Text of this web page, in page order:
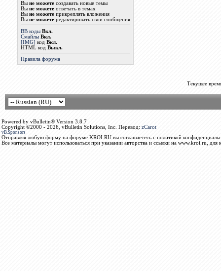
Вы не можетесоздавать новые темы
Вы не можетеотвечать в темах
Вы не можетеприкреплять вложения
Вы не можетередактировать свои сообщения
BB коды Вкл.
Смайлы Вкл.
[IMG] код Вкл.
HTML код Выкл.
Правила форума
Текущее
Powered by vBulletin® Version 3.8.7
Copyright ©2000 - 2026, vBulletin Solutions, Inc. Перевод: zCarot
vB.Sponsors
Отправляя любую форму на форуме KROI.RU вы соглашаетесь с политикой
Все материалы могут использоваться при указании авторства и ссылки на www.kroi.ru, для